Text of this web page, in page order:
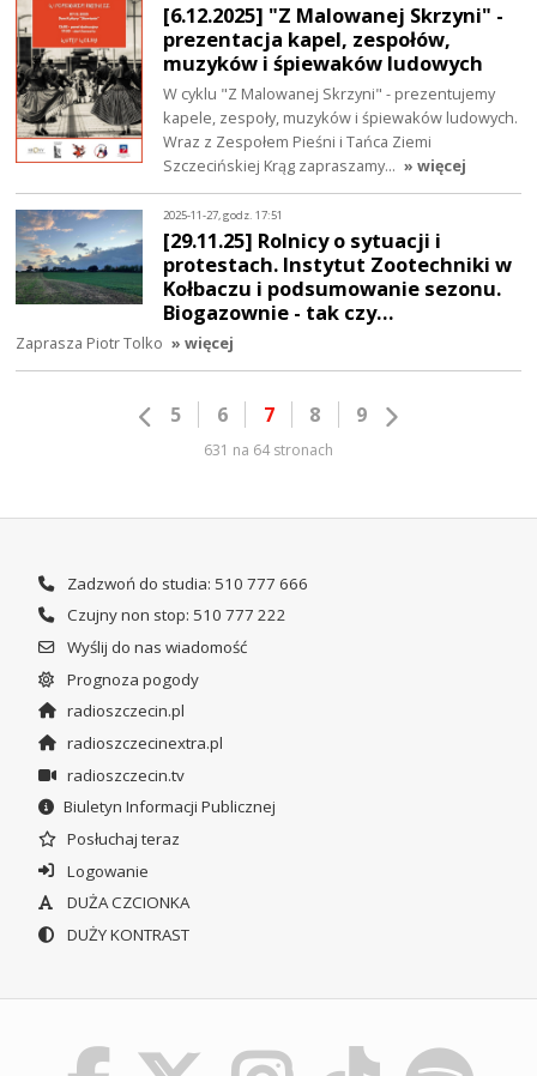
[6.12.2025] "Z Malowanej Skrzyni" -
prezentacja kapel, zespołów,
muzyków i śpiewaków ludowych
W cyklu "Z Malowanej Skrzyni" - prezentujemy
kapele, zespoły, muzyków i śpiewaków ludowych.
Wraz z Zespołem Pieśni i Tańca Ziemi
Szczecińskiej Krąg zapraszamy… » więcej
2025-11-27, godz. 17:51
[29.11.25] Rolnicy o sytuacji i
protestach. Instytut Zootechniki w
Kołbaczu i podsumowanie sezonu.
Biogazownie - tak czy…
Zaprasza Piotr Tolko » więcej
5 6 7 8 9
631 na 64 stronach
Zadzwoń do studia: 510 777 666
Czujny non stop: 510 777 222
Wyślij do nas wiadomość
Prognoza pogody
radioszczecin.pl
radioszczecinextra.pl
radioszczecin.tv
Biuletyn Informacji Publicznej
Posłuchaj teraz
Logowanie
DUŻA CZCIONKA
DUŻY KONTRAST